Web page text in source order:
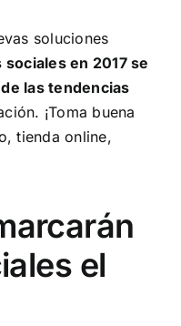
soluciones
sociales en 2017 se
las tendencias
¡Toma buena
tienda online,
el